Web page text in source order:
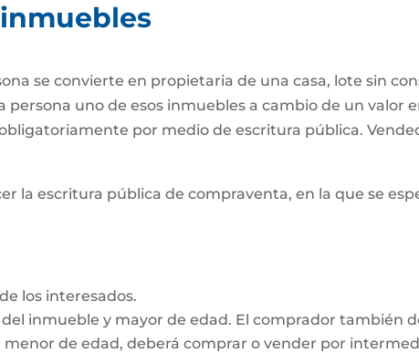
se convierte en propietaria de una casa, lote sin
persona uno de esos inmuebles a cambio de un valor
por medio de escritura pública.
la escritura pública de compraventa, en la que se
los interesados.
inmueble y mayor de edad. El comprador también
menor de edad, deberá comprar o vender por